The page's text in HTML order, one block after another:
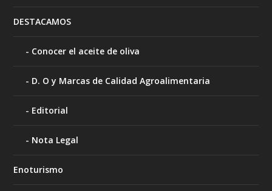
DESTACAMOS
Conocer el aceite de oliva
D. O y Marcas de Calidad Agroalimentaria
Editorial
Nota Legal
Enoturismo